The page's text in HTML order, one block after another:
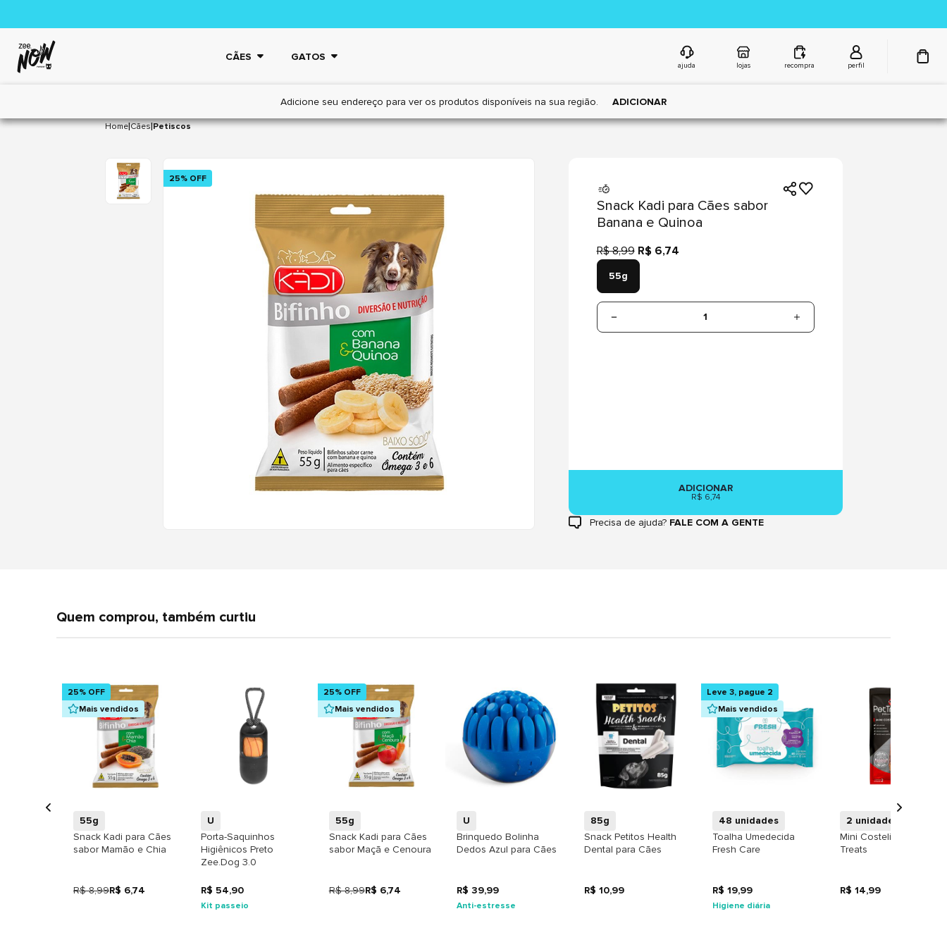
CÃES GATOS
ajuda lojas recompra perfil
Adicione seu endereço para ver os produtos disponíveis na sua região. ADICIONAR
Home|Cães|Petiscos
25% OFF
Snack Kadi para Cães sabor
Banana e Quinoa
R$ 8,99 R$ 6,74
55g
1
ADICIONAR
R$ 6,74
Precisa de ajuda? FALE COM A GENTE
Quem comprou, também curtiu
25% OFF
Mais vendidos
55g
Snack Kadi para Cães
sabor Mamão e Chia
R$ 8,99R$ 6,74
U
Porta-Saquinhos
Higiênicos Preto
Zee.Dog 3.0
R$ 54,90
Kit passeio
25% OFF
Mais vendidos
55g
Snack Kadi para Cães
sabor Maçã e Cenoura
R$ 8,99R$ 6,74
+
U
Brinquedo Bolinha
Dedos Azul para Cães
R$ 39,99
Anti-estresse
+
85g
Snack Petitos Health
Dental para Cães
R$ 10,99
Leve 3, pague 2
Mais vendidos
+
48 unidades
Toalha Umedecida
Fresh Care
R$ 19,99
Higiene diária
2 unidades
Mini Costelinha Pet
Treats
R$ 14,99